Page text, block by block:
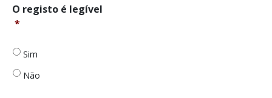
O
registo
O registo é legível
*
Sim
Não